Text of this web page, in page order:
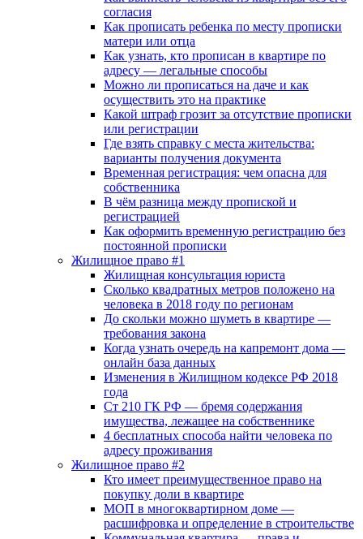
согласия
Как прописать ребенка по месту прописки
матери или отца
Как узнать, кто прописан в квартире по
адресу — легальные способы
Можно ли прописаться на даче и как
осуществить это на практике
Какой штраф грозит за отсутствие прописки
или регистрации
Где взять справку с места жительства:
варианты получения документа
Временная регистрация: чем опасна для
собственника
В чём разница между пропиской и
регистрацией
Как оформить временную регистрацию без
постоянной прописки
Жилищное право #1
Жилищная консультация юриста
Сколько квадратных метров положено на
человека в 2018 году по регионам
До скольки можно шуметь в квартире —
требования закона
Когда узнать очередь на капремонт дома —
онлайн база данных
Изменения в Жилищном кодексе РФ 2018
года
Ст 210 ГК РФ — бремя содержания
имущества, лежащее на собственнике
4 бесплатных способа найти человека по
адресу проживания
Жилищное право #2
Кто имеет преимущественное право на
покупку доли в квартире
МОП в многоквартирном доме —
расшифровка и определение в строительстве